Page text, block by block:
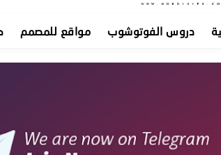
دروس الفوتوشوب مواقع للمصمم